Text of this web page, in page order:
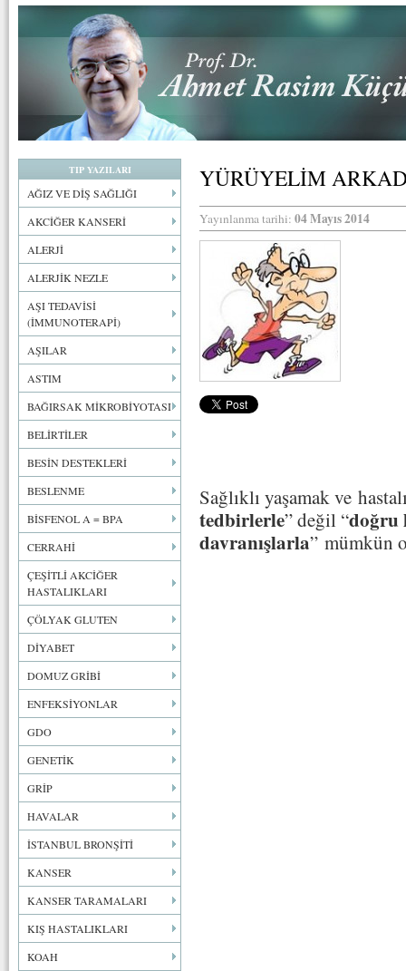
TIP YAZILARI
AĞIZ VE DİŞ SAĞLIĞI
AKCİĞER KANSERİ
ALERJİ
ALERJİK NEZLE
AŞI TEDAVİSİ
(İMMUNOTERAPİ)
AŞILAR
ASTIM
BAĞIRSAK MİKROBİYOTASI
BELİRTİLER
BESİN DESTEKLERİ
BESLENME
BİSFENOL A = BPA
CERRAHİ
ÇEŞİTLİ AKCİĞER
HASTALIKLARI
ÇÖLYAK GLUTEN
DİYABET
DOMUZ GRİBİ
ENFEKSİYONLAR
GDO
GENETİK
GRİP
HAVALAR
İSTANBUL BRONŞİTİ
KANSER
KANSER TARAMALARI
KIŞ HASTALIKLARI
KOAH
YÜRÜYELİM
Yayınlanma tarihi: 04 Mayıs 2014
Sağlıklı yaşamak ve
tedbirlerle” değil “doğru
davranışlarla” mümkün